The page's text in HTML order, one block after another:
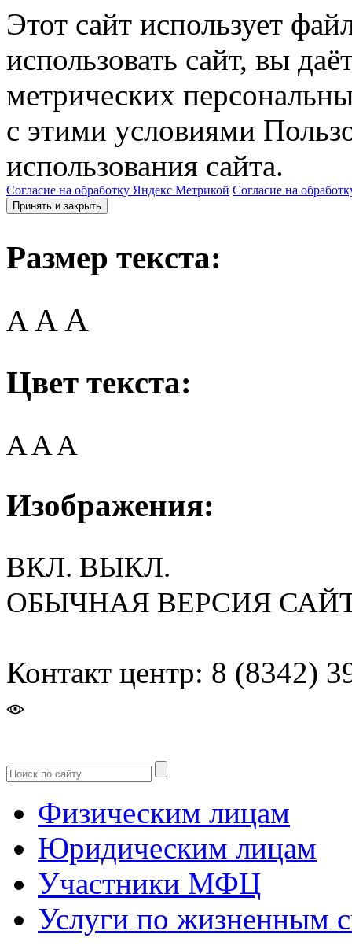
Этот сайт использует
использовать сайт, вы
метрических
с этими условиями
использования сайта.
Согласие на обработку Яндекс Метрикой Согласие на
Принять и закрыть
Размер текста:
A AA
Цвет текста:
AAA
Изображения:
ВКЛ. ВЫКЛ.
ОБЫЧНАЯ ВЕРСИЯ
Контакт центр: 8 (8342)
Физическим лицам
Юридическим лицам
Участники МФЦ
Услуги по жизненным